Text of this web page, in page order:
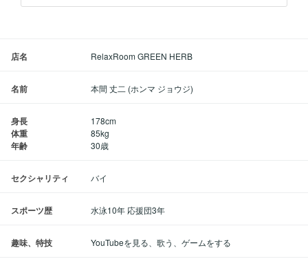
店名 RelaxRoom GREEN HERB
名前 本間 丈二 (ホンマ ジョウジ)
身長
体重
年齢
178cm
85kg
30歳
セクシャリティ バイ
スポーツ歴 水泳10年 応援団3年
趣味、特技 YouTubeを見る、歌う、ゲームをする